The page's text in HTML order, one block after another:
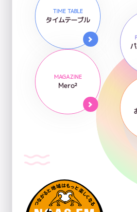
TIME TABLE
タイムテーブル
MAGAZINE
Mero²